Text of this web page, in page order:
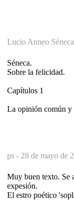
Lucio Anneo
Séneca.
Sobre la felicidad.
Capítulos 1
La opinión común y
ps - 28 de mayo de
Muy buen texto. Se
expesión.
El estro poético